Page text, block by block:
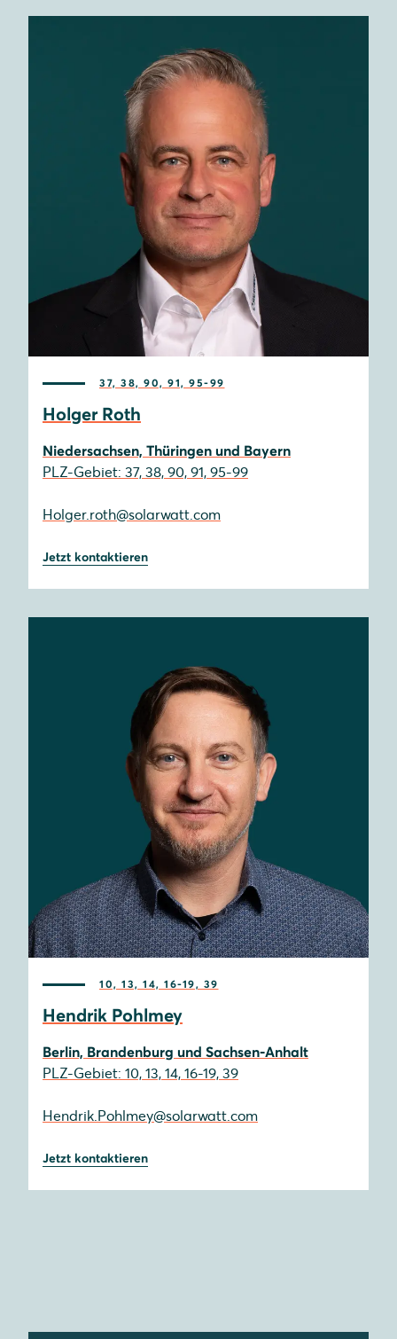
37, 38, 90, 91, 95-99
Holger Roth
Niedersachsen, Thüringen und Bayern
PLZ-Gebiet: 37, 38, 90, 91, 95-99
Holger.roth@solarwatt.com
Jetzt kontaktieren
10, 13, 14, 16-19, 39
Hendrik Pohlmey
Berlin, Brandenburg und Sachsen-Anhalt
PLZ-Gebiet: 10, 13, 14, 16-19, 39
Hendrik.Pohlmey@solarwatt.com
Jetzt kontaktieren